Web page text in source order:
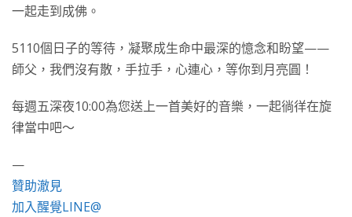
一起走到成佛。
5110個日子的等待，凝聚成生命中最深的憶念和盼望——
師父，我們沒有散，手拉手，心連心，等你到月亮圓！
每週五深夜10:00為您送上一首美好的音樂，一起徜徉在旋
律當中吧～
—
贊助澈見
加入醒覺LINE@